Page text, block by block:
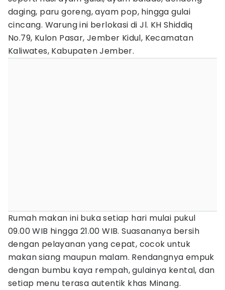
daging, paru goreng, ayam pop, hingga gulai
cincang. Warung ini berlokasi di Jl. KH Shiddiq
No.79, Kulon Pasar, Jember Kidul, Kecamatan
Kaliwates, Kabupaten Jember.
Rumah makan ini buka setiap hari mulai pukul
09.00 WIB hingga 21.00 WIB. Suasananya bersih
dengan pelayanan yang cepat, cocok untuk
makan siang maupun malam. Rendangnya empuk
dengan bumbu kaya rempah, gulainya kental, dan
setiap menu terasa autentik khas Minang.